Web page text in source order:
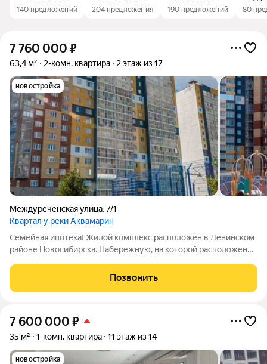
140 предложений 204 предложения 190 предложений 80
7 760 000 ₽
63,4 м² 2-комн. квартира 2 этаж из 17
новостройка
Междуреченская улица,7/1
Квартал у реки Аквамарин
Семейная ипотека! Жилой комплекс расположен в Ленинском
районе Новосибирска. Набережную, на которой расположен
отдыха прогулок и спорта. Такое преобразование берега
позволит жителям микрорайона
Позвонить
7 600 000 ₽
35 м² 1-комн. квартира 11 этаж из 14
новостройка